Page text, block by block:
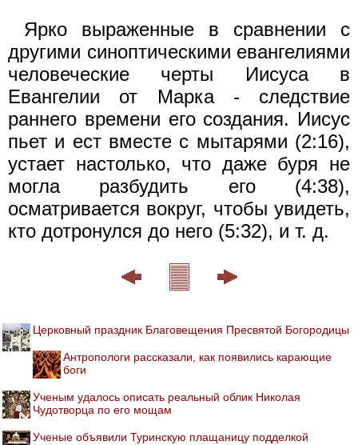
Ярко выраженные в сравнении с
другими синоптическими евангелиями
человеческие черты Иисуса в
Евангелии от Марка - следствие
раннего времени его создания. Иисус
пьет и ест вместе с мытарями (2:16),
устает настолько, что даже буря не
могла разбудить его (4:38),
осматривается вокруг, чтобы увидеть,
кто дотронулся до него (5:32), и т. д.
Церковный праздник Благовещения Пресвятой Богородицы
Антропологи рассказали, как появились карающие
боги
Ученым удалось описать реальный облик Николая
Чудотворца по его мощам
Ученые объявили Туринскую плащаницу подделкой